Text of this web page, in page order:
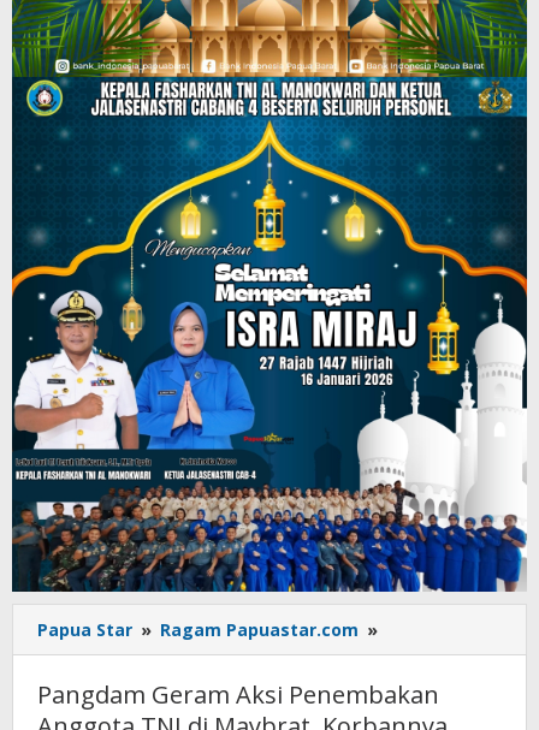
Papua Star » Ragam Papuastar.com »
Geram
Penembakan
Pangdam Geram Aksi Penembakan